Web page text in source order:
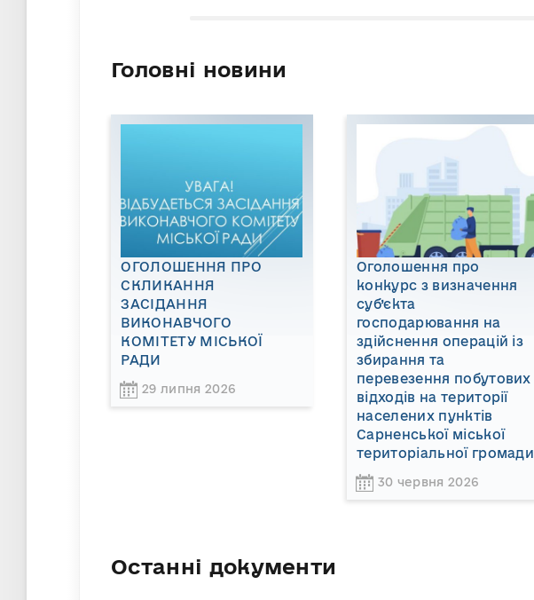
Головні новини
ОГОЛОШЕННЯ ПРО
СКЛИКАННЯ
ЗАСІДАННЯ
ВИКОНАВЧОГО
КОМІТЕТУ МІСЬКОЇ
РАДИ
29 липня 2026
Оголошення про
конкурс з визначення
суб’єкта
господарювання на
здійснення операцій із
збирання та
перевезення побутових
відходів на території
населених пунктів
Сарненської міської
територіальної громади
30 червня 2026
Останні документи